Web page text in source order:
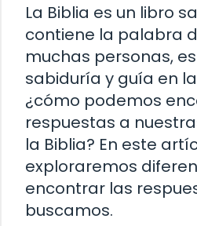
La Biblia es un libro
contiene la palabra
muchas personas,
sabiduría y guía en
¿cómo podemos
respuestas a
la Biblia? En este
exploraremos
encontrar las
buscamos.